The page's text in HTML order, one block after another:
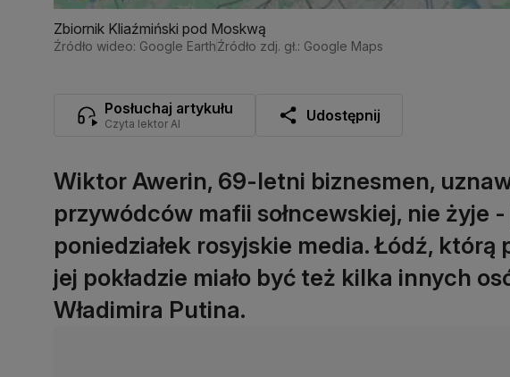
Zbiornik Kliaźmiński pod Moskwą
Źródło wideo: Google EarthŹródło zdj. gł.: Google Maps
Posłuchaj artykułu
Czyta lektor AI Udostępnij
Wiktor Awerin, 69-letni biznesmen,
przywódców mafii sołncewskiej, nie żyje
poniedziałek rosyjskie media. Łódź, którą
jej pokładzie miało być też kilka innych
Władimira Putina.